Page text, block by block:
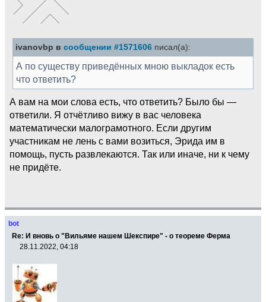
ivanovbp в сообщении #1571606 писал(а):
А по существу приведённых мною выкладок есть
что ответить?
А вам на мои слова есть, что ответить? Было бы —
ответили. Я отчётливо вижу в вас человека
математически малограмотного. Если другим
участникам не лень с вами возиться, Эрида им в
помощь, пусть развлекаются. Так или иначе, ни к чему
не придёте.
bot
Re: И вновь о "Вильяме нашем Шекспире" - о теореме Ферма
28.11.2022, 04:18